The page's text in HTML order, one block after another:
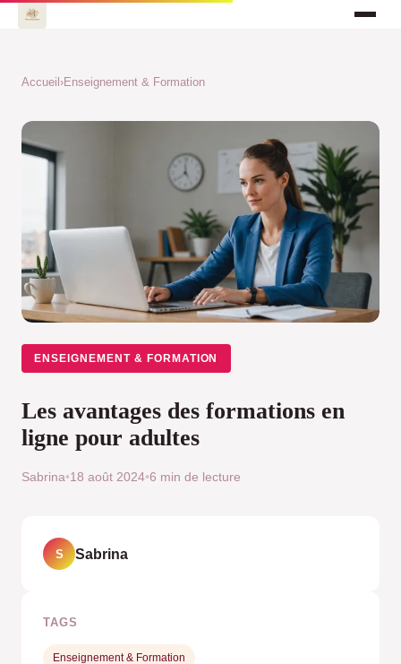
Accueil ›Enseignement & Formation
ENSEIGNEMENT & FORMATION
Les avantages des formations en
ligne pour adultes
Sabrina•18 août 2024•6 min de lecture
S Sabrina
TAGS
Enseignement & Formation